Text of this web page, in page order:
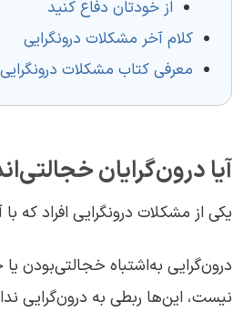
از خودتان دفاع کنید
کلام آخر مشکلات درونگرایی
معرفی کتاب مشکلات درونگرایی
آیا درون‌گرایان
یکی از مشکلات درونگرایی افراد که
درون‌گرایی به‌اشتباه خجالتی‌بودن
نیست، این‌ها ربطی به درون‌گرایی